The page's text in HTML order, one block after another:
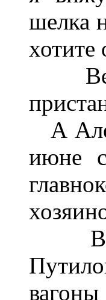
шелка
хотите
А
июне
В